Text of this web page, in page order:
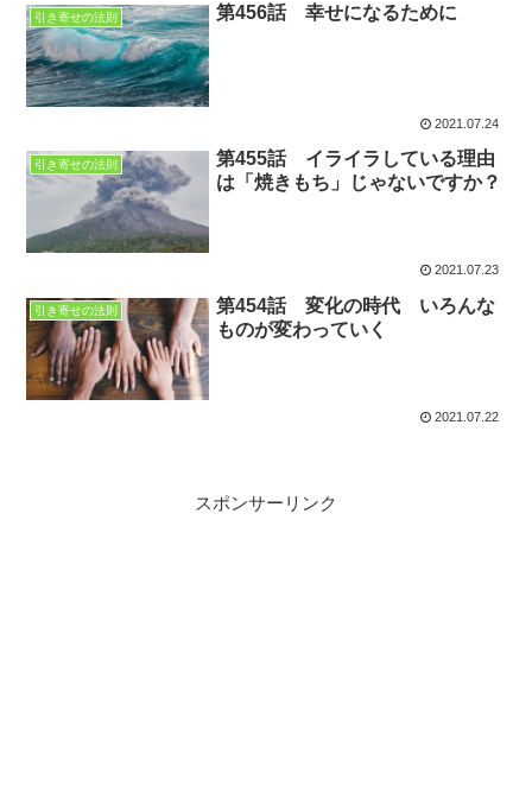
引き寄せの法則 第456話 幸せになるために
2021.07.24
引き寄せの法則
第455話 イライラしている理由
は「焼きもち」じゃないですか？
2021.07.23
引き寄せの法則
第454話 変化の時代 いろんな
ものが変わっていく
2021.07.22
スポンサーリンク